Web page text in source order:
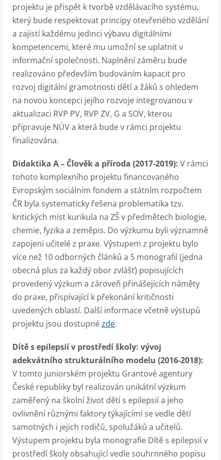
projektu je přispět k tvorbě vzdělávacího systému,
který bude respektovat principy otevřeného vzdělání
a zajistí každému jedinci výbavu digitálními
kompetencemi, které mu umožní se uplatnit v
informační společnosti. Naplnění záměru bude
realizováno především budováním kapacit pro
rozvoj digitální gramotnosti dětí a žáků s ohledem
na novou koncepci jejího rozvoje integrovanou v
aktualizaci RVP PV, RVP ZV, G a SOV, kterou
připravuje NÚV a která bude v rámci projektu
finalizována.
Didaktika A – Člověk a příroda (2017-2019): V rámci
tohoto komplexního projektu financovaného
Evropským sociálním fondem a státním rozpočtem
ČR byla systematicky řešena problematika tzv.
kritických míst kurikula na ZŠ v předmětech biologie,
chemie, fyzika a zeměpis. Do výzkumu byli významně
zapojeni učitelé z praxe. Výstupem z projektu bylo
více než 10 odborných článků a 5 monografií (jedna
obecná plus za každý obor zvlášť) popisujících
provedený výzkum a zároveň přinášejících náměty
do praxe, přispívající k překonání kritičnosti
uvedených oblastí. Další informace včetně výstupů
projektu jsou dostupnézde.
Dítě s epilepsií v prostředí školy: vývoj
adekvátního strukturálního modelu (2016-2018):
V tomto juniorském projektu Grantové agentury
České republiky byl realizován unikátní výzkum
zaměřený na školní život dětí s epilepsií a jeho
ovlivnění různými faktory týkajícími se vedle dětí
samotných i jejich rodičů, spolužáků a učitelů.
Výstupem projektu byla monografie Dítě s epilepsií v
prostředí školy obsahující vedle souhrnného popisu